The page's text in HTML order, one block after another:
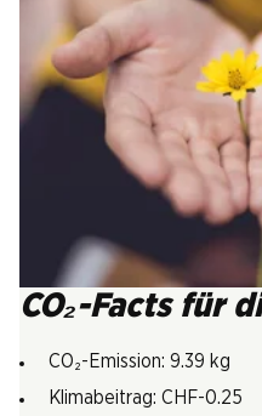
CO₂-Facts für
CO₂-Emission: 9.39 kg
Klimabeitrag: CHF-0.25